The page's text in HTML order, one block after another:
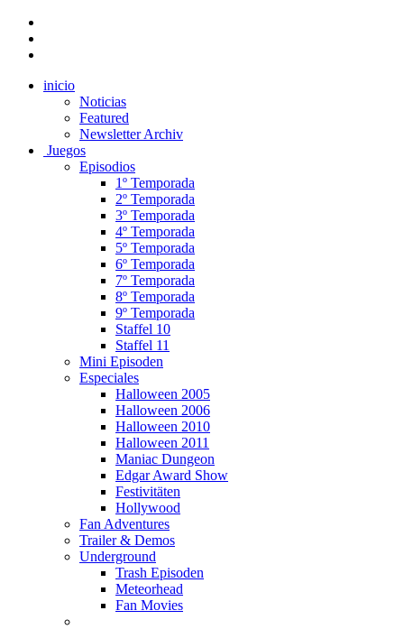
inicio
Noticias
Featured
Newsletter Archiv
Juegos
Episodios
1º Temporada
2º Temporada
3º Temporada
4º Temporada
5º Temporada
6º Temporada
7º Temporada
8º Temporada
9º Temporada
Staffel 10
Staffel 11
Mini Episoden
Especiales
Halloween 2005
Halloween 2006
Halloween 2010
Halloween 2011
Maniac Dungeon
Edgar Award Show
Festivitäten
Hollywood
Fan Adventures
Trailer & Demos
Underground
Trash Episoden
Meteorhead
Fan Movies